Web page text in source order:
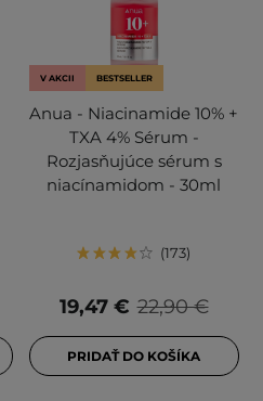
V AKCII BESTSELLER
Anua - Niacinamide 10% +
TXA 4% Sérum -
Rozjasňujúce sérum s
niacínamidom - 30ml
173
22,90 €
19,47 €
PRIDAŤ DO KOŠÍKA